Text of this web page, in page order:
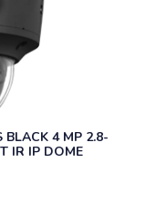
4 MP 2.8-
IR IP DOME